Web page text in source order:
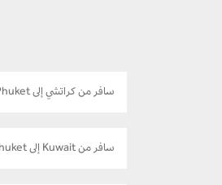
سافر من كراتشي إلى Phuket
سافر من Kuwait إلى Phuket